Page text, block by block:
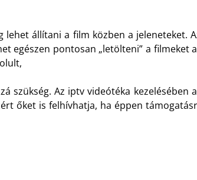
állítani a film közben a jeleneteket.
egészen pontosan „letölteni” a filmeket
szükség. Az iptv videótéka kezelésében
őket is felhívhatja, ha éppen